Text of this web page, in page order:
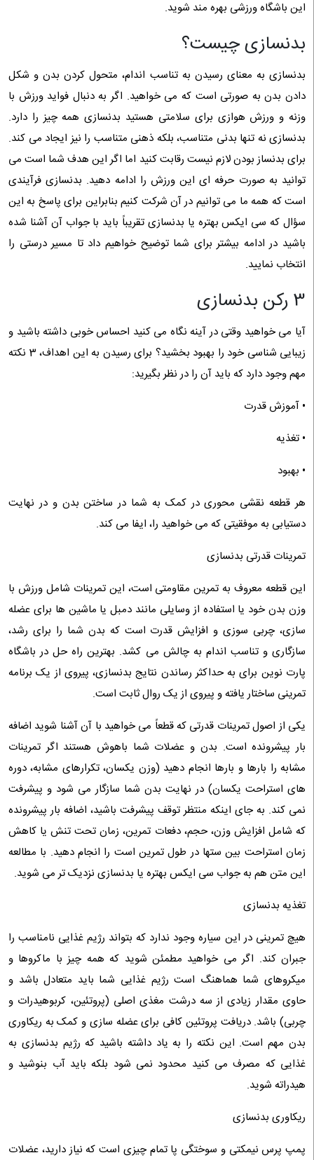
این باشگاه ورزشی بهره مند شوید.
بدنسازی چیست؟
بدنسازی به معنای رسیدن به تناسب اندام، متحول کردن بدن و شکل
دادن بدن به صورتی است که می خواهید. اگر به دنبال فواید ورزش با
وزنه و ورزش هوازی برای سلامتی هستید بدنسازی همه چیز را دارد.
بدنسازی نه تنها بدنی متناسب، بلکه ذهنی متناسب را نیز ایجاد می کند.
برای بدنساز بودن لازم نیست رقابت کنید اما اگر این هدف شما است می
توانید به صورت حرفه ای این ورزش را ادامه دهید. بدنسازی فرآیندی
است که همه ما می توانیم در آن شرکت کنیم بنابراین برای پاسخ به این
سؤال که سی ایکس بهتره یا بدنسازی تقریباً باید با جواب آن آشنا شده
باشید در ادامه بیشتر برای شما توضیح خواهیم داد تا مسیر درستی را
انتخاب نمایید.
3 رکن بدنسازی
آیا می خواهید وقتی در آینه نگاه می کنید احساس خوبی داشته باشید و
زیبایی شناسی خود را بهبود بخشید؟ برای رسیدن به این اهداف، 3 نکته
مهم وجود دارد که باید آن را در نظر بگیرید:
• آموزش قدرت
• تغذیه
• بهبود
هر قطعه نقشی محوری در کمک به شما در ساختن بدن و در نهایت
دستیابی به موفقیتی که می خواهید را، ایفا می کند.
تمرینات قدرتی بدنسازی
این قطعه معروف به تمرین مقاومتی است، این تمرینات شامل ورزش با
وزن بدن خود یا استفاده از وسایلی مانند دمبل یا ماشین ها برای عضله
سازی، چربی سوزی و افزایش قدرت است که بدن شما را برای رشد،
سازگاری و تناسب اندام به چالش می کشد. بهترین راه حل در باشگاه
پارت نوین برای به حداکثر رساندن نتایج بدنسازی، پیروی از یک برنامه
تمرینی ساختار یافته و پیروی از یک روال ثابت است.
یکی از اصول تمرینات قدرتی که قطعاً می خواهید با آن آشنا شوید اضافه
بار پیشرونده است. بدن و عضلات شما باهوش هستند اگر تمرینات
مشابه را بارها و بارها انجام دهید (وزن یکسان، تکرارهای مشابه، دوره
های استراحت یکسان) در نهایت بدن شما سازگار می شود و پیشرفت
نمی کند. به جای اینکه منتظر توقف پیشرفت باشید، اضافه بار پیشرونده
که شامل افزایش وزن، حجم، دفعات تمرین، زمان تحت تنش یا کاهش
زمان استراحت بین ستها در طول تمرین است را انجام دهید. با مطالعه
این متن هم به جواب سی ایکس بهتره یا بدنسازی نزدیک تر می شوید.
تغذیه بدنسازی
هیچ تمرینی در این سیاره وجود ندارد که بتواند رژیم غذایی نامناسب را
جبران کند. اگر می خواهید مطمئن شوید که همه چیز با ماکروها و
میکروهای شما هماهنگ است رژیم غذایی شما باید متعادل باشد و
حاوی مقدار زیادی از سه درشت مغذی اصلی (پروتئین، کربوهیدرات و
چربی) باشد. دریافت پروتئین کافی برای عضله سازی و کمک به ریکاوری
بدن مهم است. این نکته را به یاد داشته باشید که رژیم بدنسازی به
غذایی که مصرف می کنید محدود نمی شود بلکه باید آب بنوشید و
هیدراته شوید.
ریکاوری بدنسازی
پمپ پرس نیمکتی و سوختگی پا تمام چیزی است که نیاز دارید، عضلات